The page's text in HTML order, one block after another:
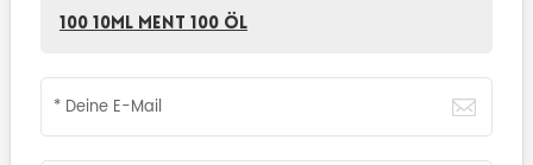
100 10ml MENT 100 Öl